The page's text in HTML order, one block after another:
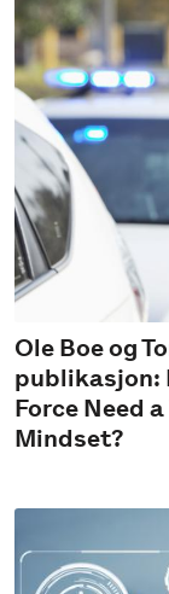
Ole Boe og
publikasjon:
Force Need
Mindset?